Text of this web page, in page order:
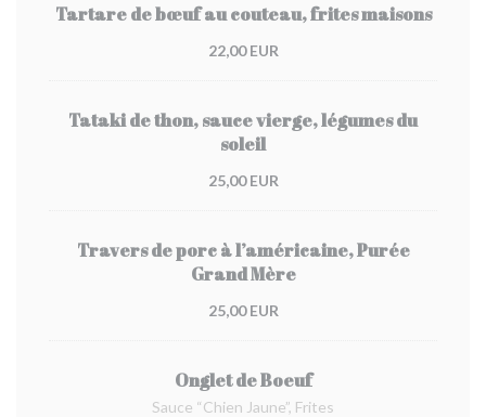
Tartare de bœuf au couteau, frites maisons
22,00 EUR
Tataki de thon, sauce vierge, légumes du
soleil
25,00 EUR
Travers de porc à l’américaine, Purée
Grand Mère
25,00 EUR
Onglet de Boeuf
Sauce “Chien Jaune”, Frites